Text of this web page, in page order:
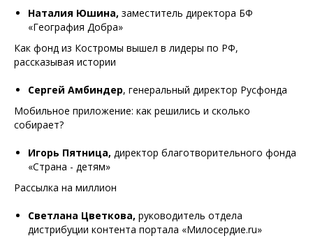
Наталия Юшина, заместитель директора БФ
«География Добра»
Как фонд из Костромы вышел в лидеры по РФ,
рассказывая истории
Сергей Амбиндер, генеральный директор Русфонда
Мобильное приложение: как решились и сколько
собирает?
Игорь Пятница, директор благотворительного фонда
«Страна - детям»
Рассылка на миллион
Светлана Цветкова, руководитель отдела
дистрибуции контента портала «Милосердие.ru»